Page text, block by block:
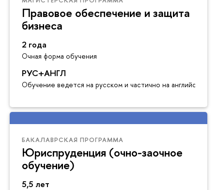
Правовое обеспечение и защита
бизнеса
2 года
Очная форма обучения
РУС+АНГЛ
Обучение ведется на русском и частично на английском
БАКАЛАВРСКАЯ ПРОГРАММА
Юриспруденция (очно-заочное
обучение)
5,5 лет